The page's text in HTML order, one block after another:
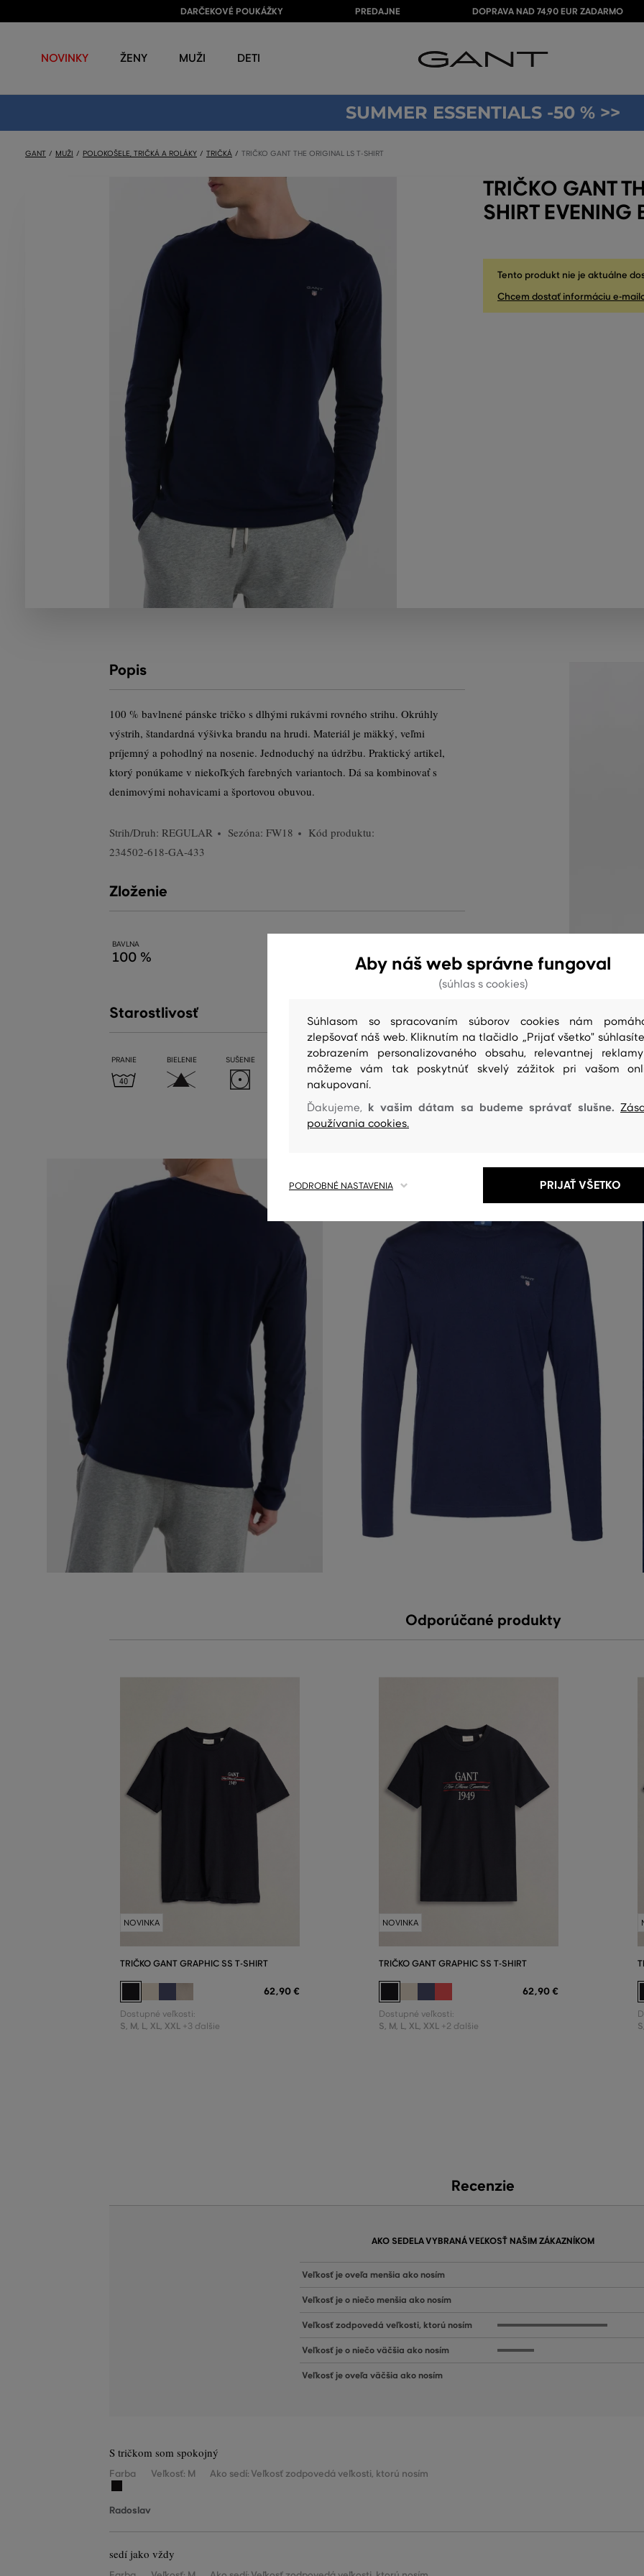
DARČEKOVÉ POUKÁŽKY PREDAJNE DOPRAVA NAD 74,90 EUR ZADARMO
NOVINKY ŽENY MUŽI DETI
SUMMER ESSENTIALS -50 % >>
GANT MUŽI POLOKOŠELE, TRIČKÁ A ROLÁKY TRIČKÁ TRIČKO GANT THE ORIGINAL LS T-SHIRT
TRIČKO GANT
SHIRT EVENING
Tento produkt nie je aktuálne
Chcem dostať informáciu e-
Popis
100 % bavlnené pánske tričko s dlhými rukávmi rovného strihu. Okrúhly
výstrih, štandardná výšivka brandu na hrudi. Materiál je mäkký, veľmi
príjemný a pohodlný na nosenie. Jednoduchý na údržbu. Praktický artikel,
ktorý ponúkame v niekoľkých farebných variantoch. Dá sa kombinovať s
denimovými nohavicami a športovou obuvou.
Strih/Druh: REGULAR Sezóna: FW18
Kód produktu:
234502-618-GA-433
Zloženie
BAVLNA
100 %
Starostlivosť
PRANIE BIELENIE SUŠENIE ŽEHLENIE ČISTENIE
Odporúčané produkty
NOVINKA
TRIČKO GANT GRAPHIC SS T-SHIRT
62,90 €
Dostupné veľkosti:
S, M, L, XL, XXL +3 ďalšie
NOVINKA
TRIČKO GANT GRAPHIC SS T-SHIRT
62,90 €
Dostupné veľkosti:
S, M, L, XL, XXL +2 ďalšie S
Recenzie
AKO SEDELA VYBRANÁ VEĽKOSŤ NAŠIM ZÁKAZNÍKOM
Veľkosť je oveľa menšia ako nosím
Veľkosť je o niečo menšia ako nosím
Veľkosť zodpovedá veľkosti, ktorú nosím
Veľkosť je o niečo väčšia ako nosím
Veľkosť je oveľa väčšia ako nosím
S tričkom som spokojný
Farba Veľkosť: M Ako sedí: Veľkosť zodpovedá veľkosti, ktorú nosím
Radoslav
sedí jako vždy
Aby náš web správne fungoval
(súhlas s cookies)
Súhlasom so spracovaním súborov cookies nám
zlepšovať náš web. Kliknutím na tlačidlo „Prijať všetko"
zobrazením personalizovaného obsahu, relevantnej
môžeme vám tak poskytnúť skvelý zážitok pri vašom
nakupovaní.
Ďakujeme, k vašim dátam sa budeme správať slušne.
používania cookies.
PODROBNÉ NASTAVENIA PRIJAŤ VŠETKO